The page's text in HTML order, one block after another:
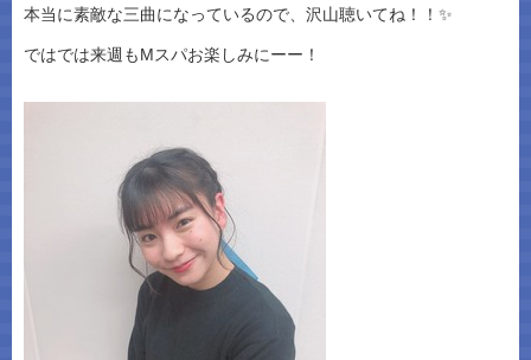
本当に素敵な三曲になっているので、沢山聴いてね！！✨
ではでは来週もMスパお楽しみにーー！